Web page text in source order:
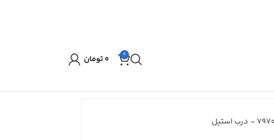
0 ۰ تومان